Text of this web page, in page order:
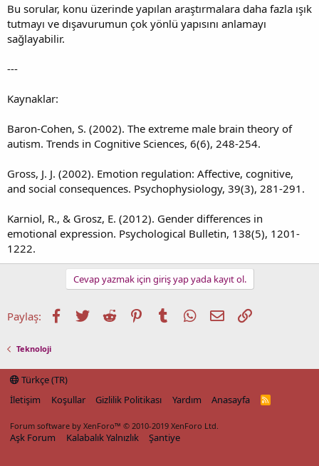
Bu sorular, konu üzerinde yapılan araştırmalara daha fazla ışık
tutmayı ve dışavurumun çok yönlü yapısını anlamayı
sağlayabilir.
---
Kaynaklar:
Baron-Cohen, S. (2002). The extreme male brain theory of
autism. Trends in Cognitive Sciences, 6(6), 248-254.
Gross, J. J. (2002). Emotion regulation: Affective, cognitive,
and social consequences. Psychophysiology, 39(3), 281-291.
Karniol, R., & Grosz, E. (2012). Gender differences in
emotional expression. Psychological Bulletin, 138(5), 1201-
1222.
Cevap yazmak için giriş yap yada kayıt ol.
Paylaş: Facebook
TwitterReddit PinterestTumblrWhatsApp
E-postaLink
Teknoloji
Türkçe (TR)
İletişim
Koşullar Gizlilik Politikası Yardım Anasayfa
R
Forum software by XenForo™ © 2010-2019 XenForo Ltd.
Aşk Forum Kalabalık Yalnızlık Şantiye